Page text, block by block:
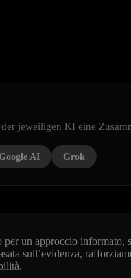
jeweiligen KI eine
Google AI Grok
un approccio informato,
sull’evidenza,